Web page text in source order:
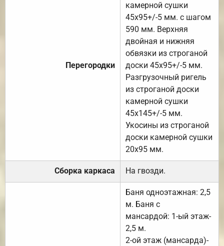
Перегородки
камерной сушки
45х95+/-5 мм. с шагом
590 мм. Верхняя
двойная и нижняя
обвязки из строганой
доски 45х95+/-5 мм.
Разгрузочный ригель
из строганой доски
камерной сушки
45х145+/-5 мм.
Укосины из строганой
доски камерной сушки
20х95 мм.
Сборка каркаса На гвозди.
Баня одноэтажная: 2,5
м. Баня с
мансардой: 1-ый этаж-
2,5 м.
2-ой этаж (мансарда)-